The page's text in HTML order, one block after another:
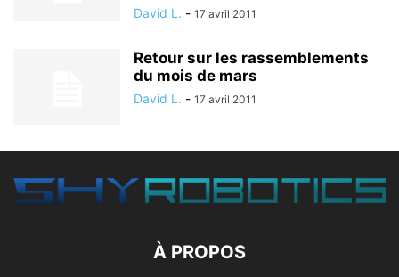
David L. - 17 avril 2011
Retour sur les rassemblements
du mois de mars
David L. - 17 avril 2011
À PROPOS